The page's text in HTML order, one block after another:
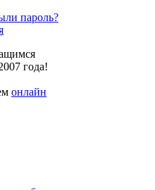
пароль?
года!
онлайн